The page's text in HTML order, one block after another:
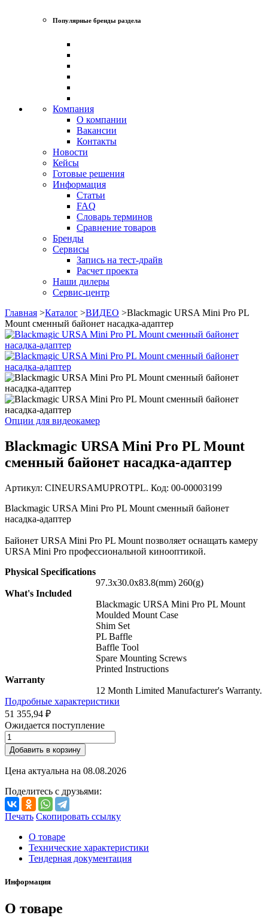
Популярные бренды раздела
Компания
О компании
Вакансии
Контакты
Новости
Кейсы
Готовые решения
Информация
Статьи
FAQ
Словарь терминов
Сравнение товаров
Бренды
Сервисы
Запись на тест-драйв
Расчет проекта
Наши дилеры
Сервис-центр
Главная >Каталог >ВИДЕО >Blackmagic URSA Mini Pro PL
Mount сменный байонет насадка-адаптер
Опции для видеокамер
Blackmagic URSA Mini Pro PL Mount
сменный байонет насадка-адаптер
Артикул: CINEURSAMUPROTPL. Код: 00-00003199
Blackmagic URSA Mini Pro PL Mount сменный байонет
насадка-адаптер
Байонет URSA Mini Pro PL Mount позволяет оснащать камеру
URSA Mini Pro профессиональной кинооптикой.
Physical Specifications
97.3x30.0x83.8(mm) 260(g)
What's Included
Blackmagic URSA Mini Pro PL Mount
Moulded Mount Case
Shim Set
PL Baffle
Baffle Tool
Spare Mounting Screws
Printed Instructions
Warranty
12 Month Limited Manufacturer's Warranty.
Подробные характеристики
51 355,94 ₽
Ожидается поступление
Добавить в корзину
Цена актуальна на 08.08.2026
Поделитесь с друзьями:
Печать Скопировать ссылку
О товаре
Технические характеристики
Тендерная документация
Информация
О товаре